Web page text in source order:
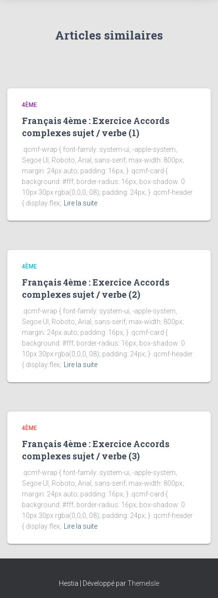
Articles similaires
4ÈME
Français 4ème : Exercice Accords
complexes sujet / verbe (1)
.qcmf-wrap { font-family: system-ui, -apple-system,
Segoe UI, Roboto, Arial, sans-serif; max-width: 800px;
margin: 24px auto; padding: 16px; } .qcmf-card {
background: #fff; border-radius: 16px; box-shadow: 0
10px 30px rgba(0,0,0,.08); padding: 24px; } .qcmf-header
{ display:flex; Lire la suite
4ÈME
Français 4ème : Exercice Accords
complexes sujet / verbe (2)
.qcmf-wrap { font-family: system-ui, -apple-system,
Segoe UI, Roboto, Arial, sans-serif; max-width: 800px;
margin: 24px auto; padding: 16px; } .qcmf-card {
background: #fff; border-radius: 16px; box-shadow: 0
10px 30px rgba(0,0,0,.08); padding: 24px; } .qcmf-header
{ display:flex; Lire la suite
4ÈME
Français 4ème : Exercice Accords
complexes sujet / verbe (3)
.qcmf-wrap { font-family: system-ui, -apple-system,
Segoe UI, Roboto, Arial, sans-serif; max-width: 800px;
margin: 24px auto; padding: 16px; } .qcmf-card {
background: #fff; border-radius: 16px; box-shadow: 0
10px 30px rgba(0,0,0,.08); padding: 24px; } .qcmf-header
{ display:flex; Lire la suite
Hestia | Développé parThemeIsle